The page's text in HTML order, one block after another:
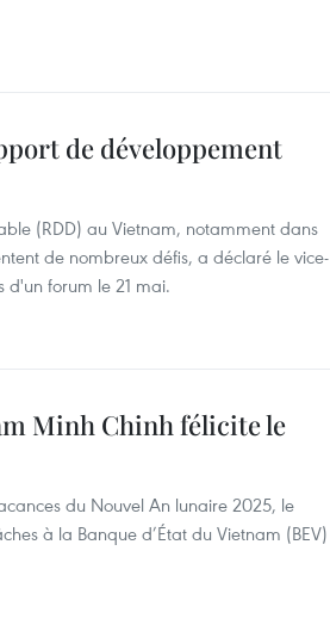
de développement
(RDD) au Vietnam, notamment dans
de nombreux défis, a déclaré le vice-
d'un forum le 21 mai.
Minh Chinh félicite le
du Nouvel An lunaire 2025, le
à la Banque d’État du Vietnam (BEV)